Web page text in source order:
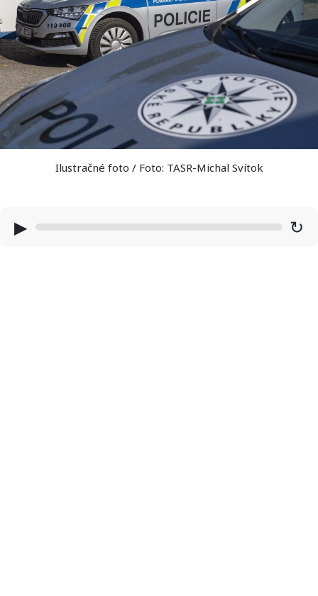
Ilustračné foto / Foto: TASR-Michal Svítok
▶ ↻